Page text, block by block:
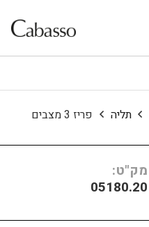
תליה פריז 3 מצבים
מק"ט:
05180.20